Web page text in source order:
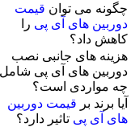
چگونه می توان قیمت
دوربین های آی پی را
کاهش داد؟
هزینه های جانبی نصب
دوربین های آی پی شامل
چه مواردی است؟
آیا برند بر قیمت دوربین
های آی پی تاثیر دارد؟